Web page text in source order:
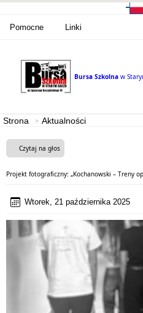
Pomocne Linki
Bursa Szkolna w
Strona Aktualności
Czytaj na głos
Projekt fotograficzny: „Kochanowski – Treny
Wtorek, 21 października 2025